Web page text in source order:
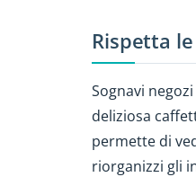
Rispetta
Sognavi
deliziosa
permette di
riorganizzi gli